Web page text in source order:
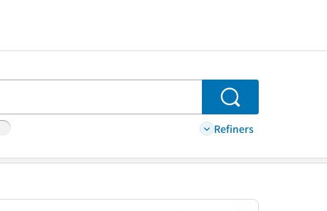
Search
Refiners